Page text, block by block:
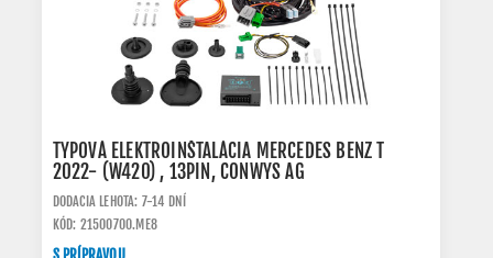
TYPOVÁ ELEKTROINŠTALÁCIA MERCEDES BENZ T
2022- (W420) , 13PIN, CONWYS AG
DODACIA LEHOTA: 7-14 DNÍ
KÓD: 21500700.ME8